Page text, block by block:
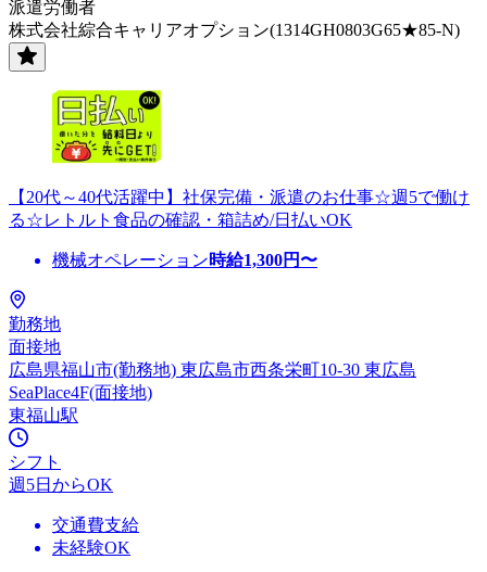
派遣労働者
株式会社綜合キャリアオプション(1314GH0803G65★85-N)
【20代～40代活躍中】社保完備・派遣のお仕事☆週5で働け
る☆レトルト食品の確認・箱詰め/日払いOK
機械オペレーション時給1,300円〜
勤務地
面接地
広島県福山市(勤務地) 東広島市西条栄町10-30 東広島
SeaPlace4F(面接地)
東福山駅
シフト
週5日からOK
交通費支給
未経験OK